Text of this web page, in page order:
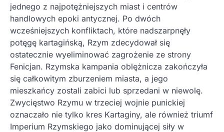
jednego z najpotężniejszych miast i centrów
handlowych epoki antycznej. Po dwóch
wcześniejszych konfliktach, które nadszarpnęły
potęgę kartagińską, Rzym zdecydował się
ostatecznie wyeliminować zagrożenie ze strony
Fenicjan. Rzymska kampania oblężnicza zakończyła
się całkowitym zburzeniem miasta, a jego
mieszkańcy zostali zabici lub sprzedani w niewolę.
Zwycięstwo Rzymu w trzeciej wojnie punickiej
oznaczało nie tylko kres Kartaginy, ale również triumf
Imperium Rzymskiego jako dominującej siły w